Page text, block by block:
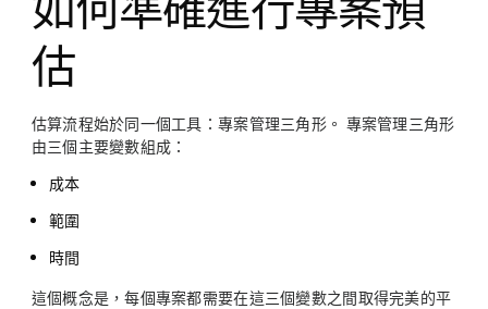
估
估算流程始於同一個工具：專案管理三角形。 專案管理三角形
由三個主要變數組成：
成本
範圍
時間
這個概念是，每個專案都需要在這三個變數之間取得完美的平